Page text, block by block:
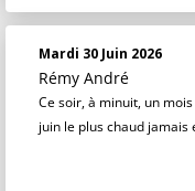
Mardi 30 Juin 2026
Rémy André
Ce soir, à minuit, un
juin le plus chaud